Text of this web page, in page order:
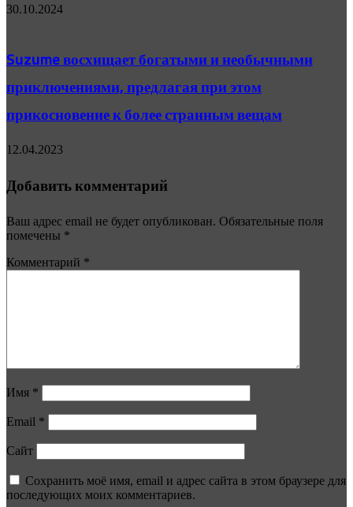
30.10.2024
Suzume восхищает богатыми и необычными
приключениями, предлагая при этом
прикосновение к более странным вещам
12.04.2023
Добавить комментарий
Ваш адрес email не будет опубликован. Обязательные поля
помечены *
Комментарий *
Имя *
Email *
Сайт
Сохранить моё имя, email и адрес сайта в этом браузере для
последующих моих комментариев.